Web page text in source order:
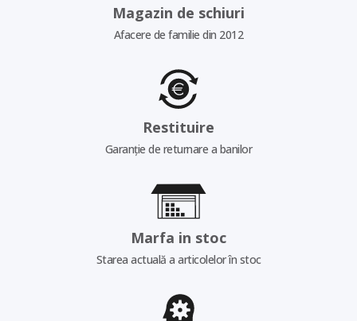
Magazin de schiuri
Afacere de familie din 2012
Restituire
Garanție de returnare a banilor
Marfa in stoc
Starea actuală a articolelor în stoc